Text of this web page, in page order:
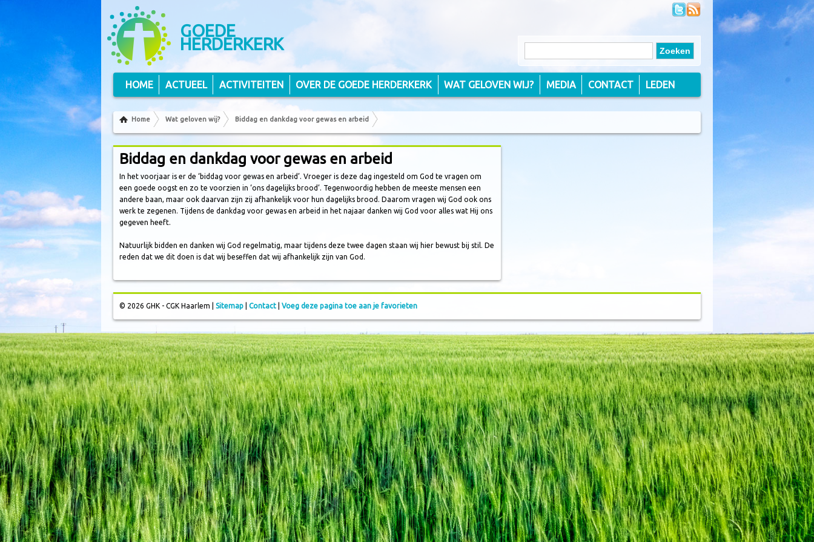
GOEDE
HERDERKERK
Volg ons via RSS
Home Wat geloven wij? Biddag en dankdag voor gewas en arbeid
Biddag en dankdag voor gewas en arbeid
In het voorjaar is er de ‘biddag voor gewas en arbeid’. Vroeger is deze dag ingesteld om God te vragen om
een goede oogst en zo te voorzien in ‘ons dagelijks brood’. Tegenwoordig hebben de meeste mensen een
andere baan, maar ook daarvan zijn zij afhankelijk voor hun dagelijks brood. Daarom vragen wij God ook ons
werk te zegenen. Tijdens de dankdag voor gewas en arbeid in het najaar danken wij God voor alles wat Hij ons
gegeven heeft.
Natuurlijk bidden en danken wij God regelmatig, maar tijdens deze twee dagen staan wij hier bewust bij stil. De
reden dat we dit doen is dat wij beseffen dat wij afhankelijk zijn van God.
HOME ACTUEEL ACTIVITEITEN OVER DE GOEDE HERDERKERK WAT GELOVEN WIJ? MEDIA CONTACT LEDEN
© 2026 GHK - CGK Haarlem | Sitemap Contact Voeg deze pagina toe aan je favorieten